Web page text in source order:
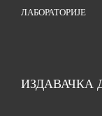
ЛАБОРАТОРИЈЕ
ИЗДАВАЧКА